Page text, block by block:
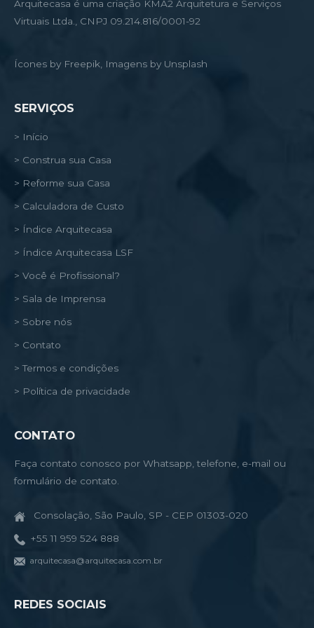
Arquitecasa é uma criação KMA2 Arquitetura e Serviços
Virtuais Ltda., CNPJ 09.214.816/0001-92
Ícones by Freepik, Imagens by Unsplash
SERVIÇOS
> Início
> Construa sua Casa
> Reforme sua Casa
> Calculadora de Custo
> Índice Arquitecasa
> Índice Arquitecasa LSF
> Você é Profissional?
> Sala de Imprensa
> Sobre nós
> Contato
> Termos e condições
> Política de privacidade
CONTATO
Faça contato conosco por Whatsapp, telefone, e-mail ou
formulário de contato.
Consolação, São Paulo, SP - CEP 01303-020
+55 11 959 524 888
arquitecasa@arquitecasa.com.br
REDES SOCIAIS